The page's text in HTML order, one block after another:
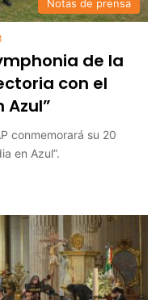
Notas de prensa
de la
con el
Azul”
conmemorará su 20
en Azul”.